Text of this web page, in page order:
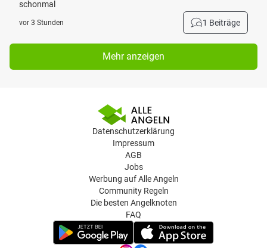
schonmal
vor 3 Stunden 1 Beiträge
Mehr anzeigen
Datenschutzerklärung
Impressum
AGB
Jobs
Werbung auf Alle Angeln
Community Regeln
Die besten Angelknoten
FAQ